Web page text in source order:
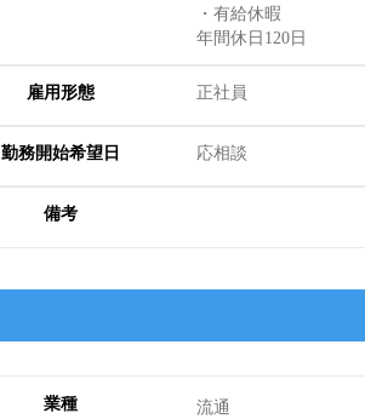
・有給休暇
年間休日120日
雇用形態 正社員
勤務開始希望日 ​応相談
備考
業種 ​流通